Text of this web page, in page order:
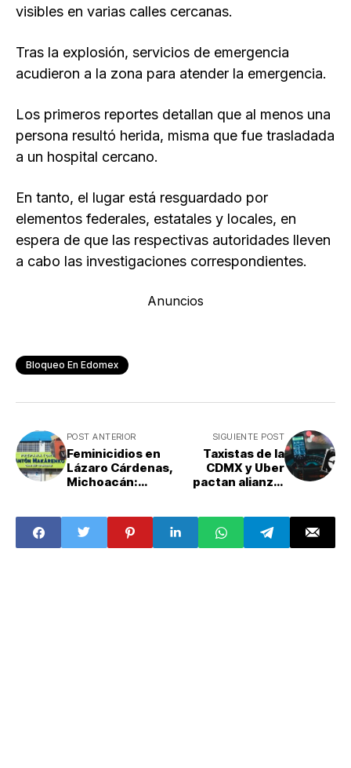
visibles en varias calles cercanas.
Tras la explosión, servicios de emergencia
acudieron a la zona para atender la emergencia.
Los primeros reportes detallan que al menos una
persona resultó herida, misma que fue trasladada
a un hospital cercano.
En tanto, el lugar está resguardado por
elementos federales, estatales y locales, en
espera de que las respectivas autoridades lleven
a cabo las investigaciones correspondientes.
Anuncios
Bloqueo En Edomex
POST ANTERIOR
Feminicidios en
Lázaro Cárdenas,
Michoacán:
SIGUIENTE POST
Taxistas de la
CDMX y Uber
pactan alianza:
la aplicación